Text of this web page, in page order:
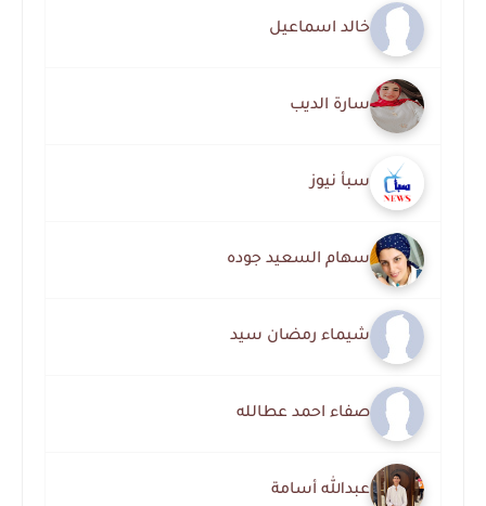
خالد اسماعيل
سارة الديب
سبأ نيوز
سهام السعيد جوده
شيماء رمضان سيد
صفاء احمد عطالله
عبدالله أسامة